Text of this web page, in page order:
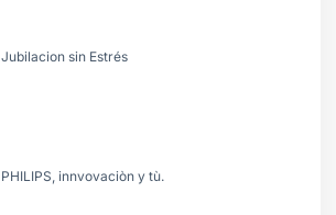
Jubilacion sin Estrés
PHILIPS, innvovaciòn y tù.